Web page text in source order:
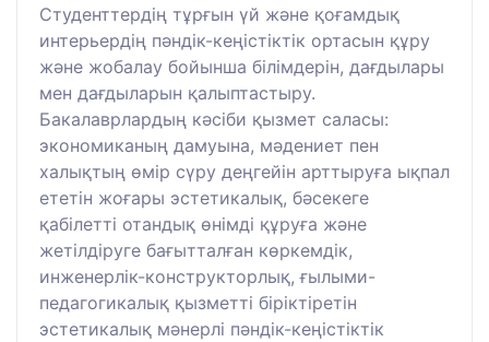
Студенттердің тұрғын үй және қоғамдық
интерьердің пәндік-кеңістіктік ортасын құру
және жобалау бойынша білімдерін, дағдылары
мен дағдыларын қалыптастыру.
Бакалаврлардың кәсіби қызмет саласы:
экономиканың дамуына, мәдениет пен
халықтың өмір сүру деңгейін арттыруға ықпал
ететін жоғары эстетикалық, бәсекеге
қабілетті отандық өнімді құруға және
жетілдіруге бағытталған көркемдік,
инженерлік-конструкторлық, ғылыми-
педагогикалық қызметті біріктіретін
эстетикалық мәнерлі пәндік-кеңістіктік